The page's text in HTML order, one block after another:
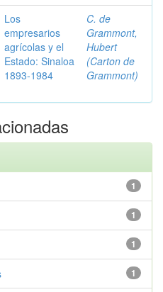
Los
empresarios
agrícolas y el
Estado: Sinaloa
1893-1984
C. de
Grammont,
Hubert
(Carton de
Grammont)
1
1
1
1